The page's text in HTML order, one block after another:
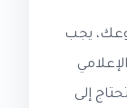
يجب
إلى